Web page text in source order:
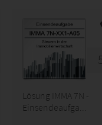
Lösung IMMA 7N -
Einsendeaufga...